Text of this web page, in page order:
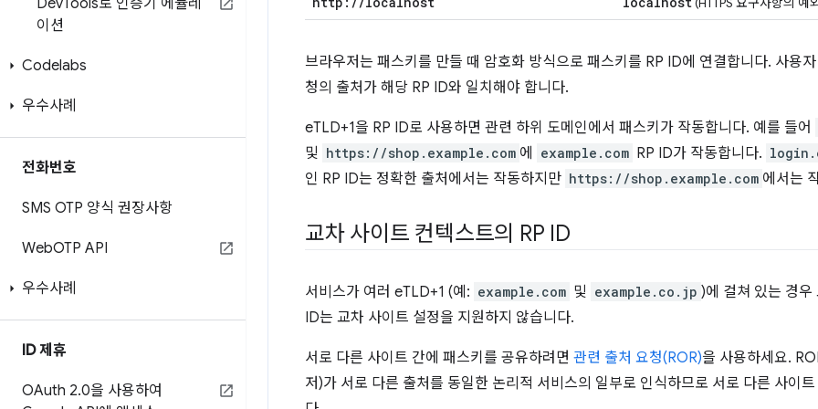
DevTools로 인증기 에뮬레
이션
Codelabs
우수사례
전화번호
SMS OTP 양식 권장사항
WebOTP API
우수사례
ID 제휴
OAuth 2.0을 사용하여
브라우저는 패스키를 만들 때 암호화 방식으로 패스키를 RP ID에 연결합니다. 사용
청의 출처가 해당 RP ID와 일치해야 합니다.
eTLD+1을 RP ID로 사용하면 관련 하위 도메인에서 패스키가 작동합니다. 예를 들어
및 https://shop.example.com 에 example.com RP ID가 작동합니다.
인 RP ID는 정확한 출처에서는 작동하지만 https://shop.example.com 에서는
교차 사이트 컨텍스트의 RP ID
서비스가 여러 eTLD+1 (예: example.com 및 example.co.jp )에 걸쳐 있는 경
ID는 교차 사이트 설정을 지원하지 않습니다.
서로 다른 사이트 간에 패스키를 공유하려면 관련 출처 요청(ROR)을 사용하세요.
저)가 서로 다른 출처를 동일한 논리적 서비스의 일부로 인식하므로 서로 다른 사이